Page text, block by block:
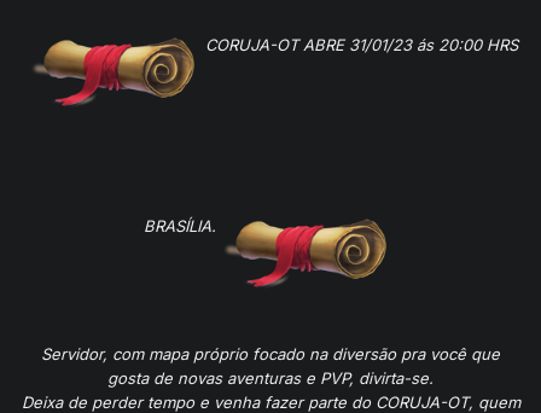
CORUJA-OT ABRE 31/01/23 ás 20:00 HRS
BRASÍLIA.
Servidor, com mapa próprio focado na diversão pra você que
gosta de novas aventuras e PVP, divirta-se.
Deixa de perder tempo e venha fazer parte do CORUJA-OT, quem